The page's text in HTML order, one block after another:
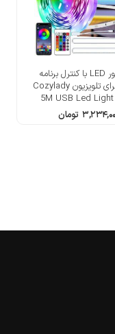
ریسه نور LED با کنترل برنامه
بلوتوث برای تلویزیون Cozylady
5M USB Led
تومان